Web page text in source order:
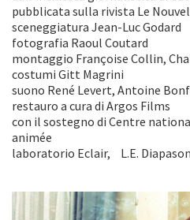
pubblicata sulla rivista Le
sceneggiatura Jean-Luc Godard
fotografia Raoul Coutard
montaggio Françoise Collin,
costumi Gitt Magrini
suono René Levert, Antoine
restauro a cura di Argos Films
con il sostegno di Centre
animée
laboratorio Eclair, L.E. Diapason